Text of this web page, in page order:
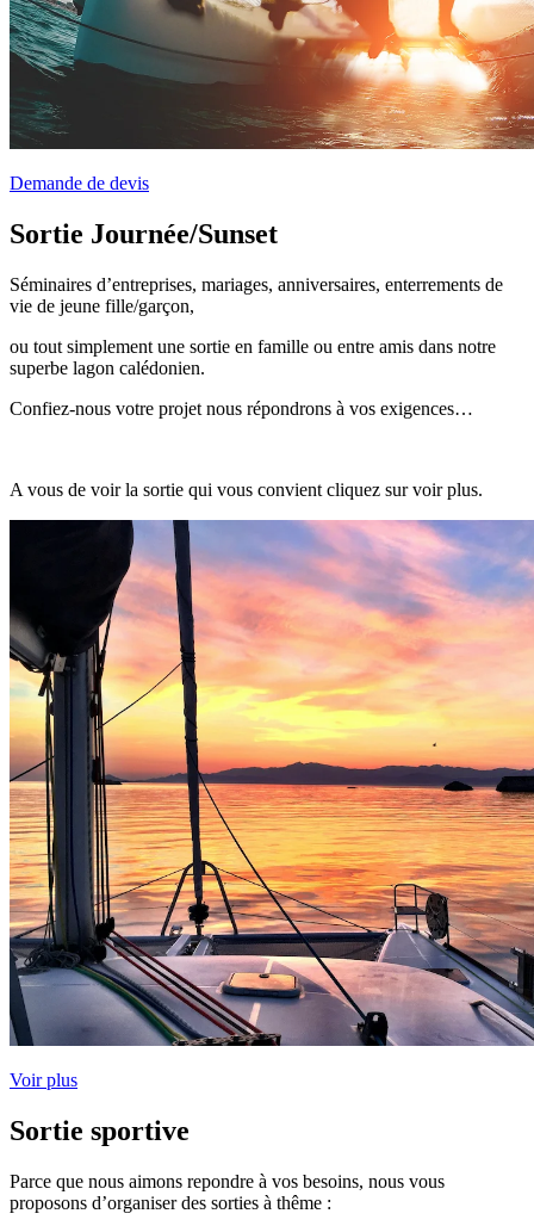
Demande de devis
Sortie Journée/Sunset
Séminaires d’entreprises, mariages, anniversaires, enterrements de
vie de jeune fille/garçon,
ou tout simplement une sortie en famille ou entre amis dans notre
superbe lagon calédonien.
Confiez-nous votre projet nous répondrons à vos exigences…
A vous de voir la sortie qui vous convient cliquez sur voir plus.
Voir plus
Sortie sportive
Parce que nous aimons repondre à vos besoins, nous vous
proposons d’organiser des sorties à thême :